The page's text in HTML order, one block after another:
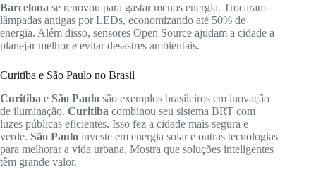
Barcelona se renovou para gastar menos energia. Trocaram
lâmpadas antigas por LEDs, economizando até 50% de
energia. Além disso, sensores Open Source ajudam a cidade a
planejar melhor e evitar desastres ambientais.
Curitiba e São Paulo no Brasil
Curitiba e São Paulo são exemplos brasileiros em inovação
de iluminação. Curitiba combinou seu sistema BRT com
luzes públicas eficientes. Isso fez a cidade mais segura e
verde. São Paulo investe em energia solar e outras tecnologias
para melhorar a vida urbana. Mostra que soluções inteligentes
têm grande valor.